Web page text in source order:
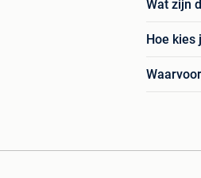
Wat zijn
Hoe kies